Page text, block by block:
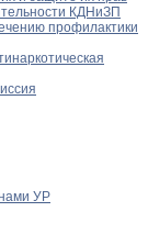
КДНиЗП
профилактики
УР